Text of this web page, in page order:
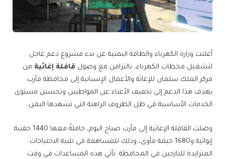
أعلنت وزارة الكهرباء والطاقة اليمنية عن بدء مشروع دعم عاجل
لتشغيل محطات الكهرباء، بالتزامن مع وصول قافلة إغاثية من
مركز الملك سلمان للإغاثة والأعمال الإنسانية إلى محافظة مأرب.
يهدف هذا الدعم إلى تخفيف الأعباء عن المواطنين وتحسين مستوى
الخدمات الأساسية في ظل الظروف الراهنة التي تشهدها اليمن.
وصلت القافلة الإغاثية إلى مأرب صباح اليوم، حاملةً معها 1440 حقيبة
إيوائية و1680 خيمة مأوى، وذلك للمساهمة في تلبية الاحتياجات
المتزايدة للنازحين في المحافظة. تأتي هذه المساعدات في وقت